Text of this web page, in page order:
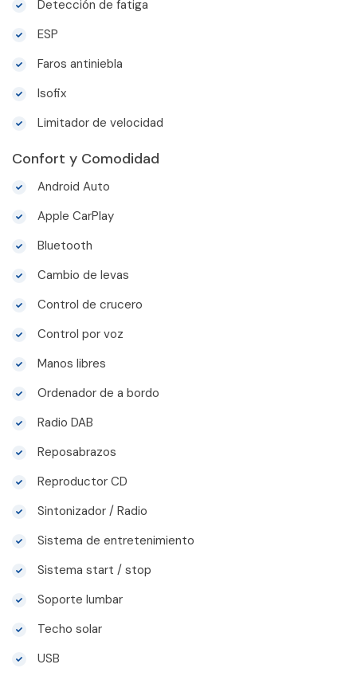
Detección de fatiga
ESP
Faros antiniebla
Isofix
Limitador de velocidad
Confort y Comodidad
Android Auto
Apple CarPlay
Bluetooth
Cambio de levas
Control de crucero
Control por voz
Manos libres
Ordenador de a bordo
Radio DAB
Reposabrazos
Reproductor CD
Sintonizador / Radio
Sistema de entretenimiento
Sistema start / stop
Soporte lumbar
Techo solar
USB